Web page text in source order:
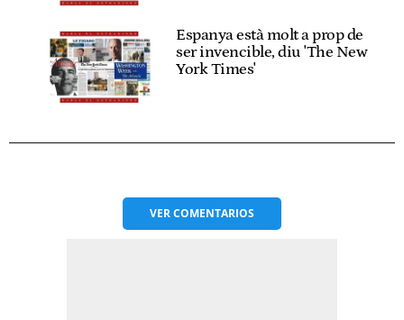
Espanya està molt a prop de
ser invencible, diu 'The New
York Times'
VERCOMENTARIOS